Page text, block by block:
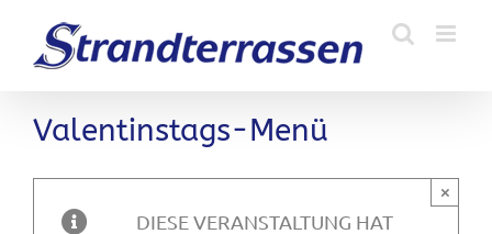
Inhalt
springen
Valentinstags-Menü
DIESE VERANSTALTUNG HAT
×